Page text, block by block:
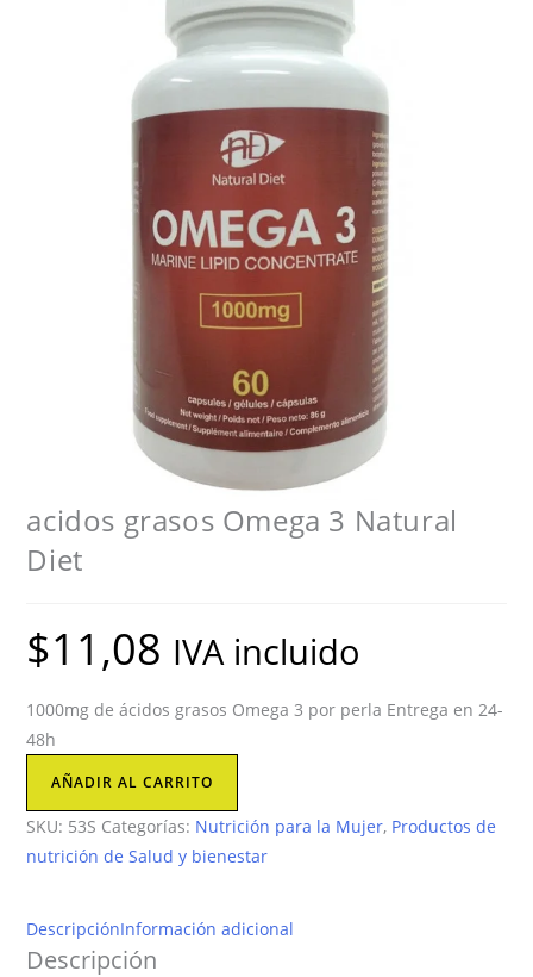
acidos grasos Omega 3 Natural
Diet
$11,08 IVA incluido
1000mg de ácidos grasos Omega 3 por perla Entrega en 24-
48h
Omega
3
cantidad
AÑADIR AL CARRITO
SKU: 53S Categorías: Nutrición para la Mujer, Productos de
nutrición de Salud y bienestar
DescripciónInformación adicional
Descripción